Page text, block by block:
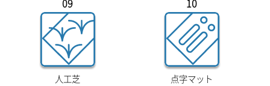
人工芝 点字マット